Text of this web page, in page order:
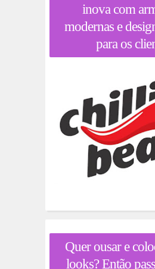
inova com
modernas e
para os
Quer ousar e
looks? Então